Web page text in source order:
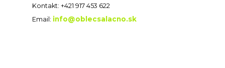
Kontakt: +421 917 453 622
Email: info@oblecsalacno.sk